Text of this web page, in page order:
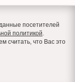
посетителей
политикой.
считать, что Вас это